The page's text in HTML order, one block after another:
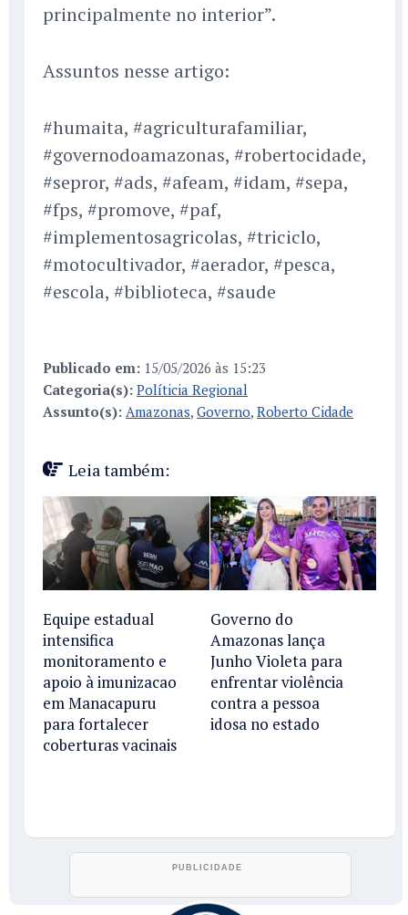
principalmente no interior”.
Assuntos nesse artigo:
#humaita, #agriculturafamiliar,
#governodoamazonas, #robertocidade,
#sepror, #ads, #afeam, #idam, #sepa,
#fps, #promove, #paf,
#implementosagricolas, #triciclo,
#motocultivador, #aerador, #pesca,
#escola, #biblioteca, #saude
Publicado em: 15/05/2026 às 15:23
Categoria(s): Políticia Regional
Assunto(s): Amazonas, Governo, Roberto Cidade
Leia também:
Equipe estadual
intensifica
monitoramento e
apoio à imunizacao
em Manacapuru
para fortalecer
coberturas vacinais
Governo do
Amazonas lança
Junho Violeta para
enfrentar violência
contra a pessoa
idosa no estado